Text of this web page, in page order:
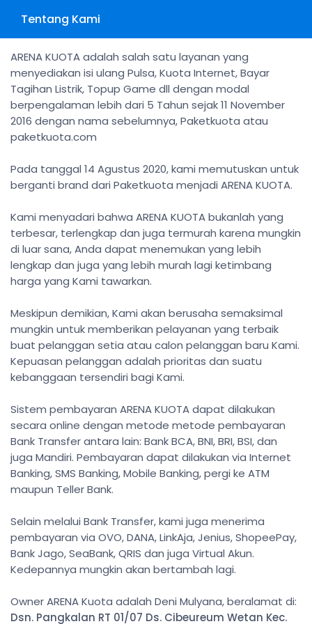
Tentang Kami
ARENA KUOTA adalah salah satu layanan yang
menyediakan isi ulang Pulsa, Kuota Internet, Bayar
Tagihan Listrik, Topup Game dll dengan modal
berpengalaman lebih dari 5 Tahun sejak 11 November
2016 dengan nama sebelumnya, Paketkuota atau
paketkuota.com
Pada tanggal 14 Agustus 2020, kami memutuskan untuk
berganti brand dari Paketkuota menjadi ARENA KUOTA.
Kami menyadari bahwa ARENA KUOTA bukanlah yang
terbesar, terlengkap dan juga termurah karena mungkin
di luar sana, Anda dapat menemukan yang lebih
lengkap dan juga yang lebih murah lagi ketimbang
harga yang Kami tawarkan.
Meskipun demikian, Kami akan berusaha semaksimal
mungkin untuk memberikan pelayanan yang terbaik
buat pelanggan setia atau calon pelanggan baru Kami.
Kepuasan pelanggan adalah prioritas dan suatu
kebanggaan tersendiri bagi Kami.
Sistem pembayaran ARENA KUOTA dapat dilakukan
secara online dengan metode metode pembayaran
Bank Transfer antara lain: Bank BCA, BNI, BRI, BSI, dan
juga Mandiri. Pembayaran dapat dilakukan via Internet
Banking, SMS Banking, Mobile Banking, pergi ke ATM
maupun Teller Bank.
Selain melalui Bank Transfer, kami juga menerima
pembayaran via OVO, DANA, LinkAja, Jenius, ShopeePay,
Bank Jago, SeaBank, QRIS dan juga Virtual Akun.
Kedepannya mungkin akan bertambah lagi.
Owner ARENA Kuota adalah Deni Mulyana, beralamat di:
Dsn. Pangkalan RT 01/07 Ds. Cibeureum Wetan Kec.